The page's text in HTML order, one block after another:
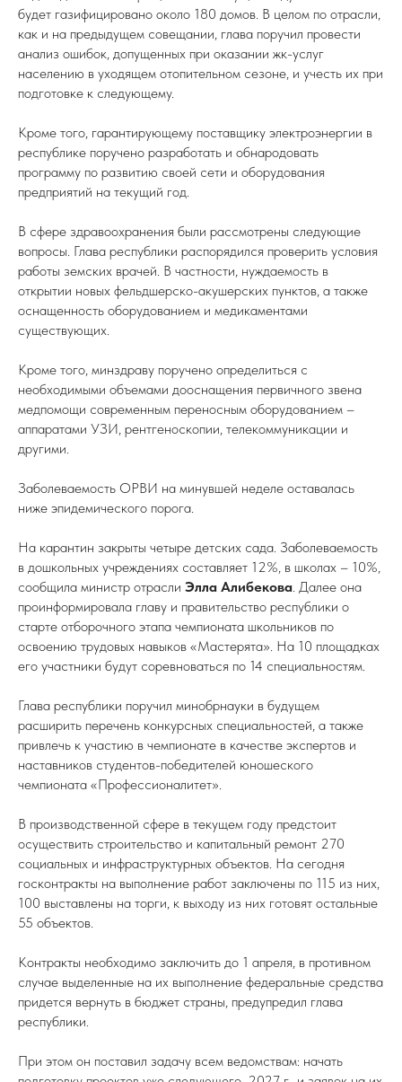
будет газифицировано около 180 домов. В целом по отрасли,
как и на предыдущем совещании, глава поручил провести
анализ ошибок, допущенных при оказании жк-услуг
населению в уходящем отопительном сезоне, и учесть их при
подготовке к следующему.
Кроме того, гарантирующему поставщику электроэнергии в
республике поручено разработать и обнародовать
программу по развитию своей сети и оборудования
предприятий на текущий год.
В сфере здравоохранения были рассмотрены следующие
вопросы. Глава республики распорядился проверить условия
работы земских врачей. В частности, нуждаемость в
открытии новых фельдшерско-акушерских пунктов, а также
оснащенность оборудованием и медикаментами
существующих.
Кроме того, минздраву поручено определиться с
необходимыми объемами дооснащения первичного звена
медпомощи современным переносным оборудованием –
аппаратами УЗИ, рентгеноскопии, телекоммуникации и
другими.
Заболеваемость ОРВИ на минувшей неделе оставалась
ниже эпидемического порога.
На карантин закрыты четыре детских сада. Заболеваемость
в дошкольных учреждениях составляет 12%, в школах – 10%,
сообщила министр отрасли Элла Алибекова. Далее она
проинформировала главу и правительство республики о
старте отборочного этапа чемпионата школьников по
освоению трудовых навыков «Мастерята». На 10 площадках
его участники будут соревноваться по 14 специальностям.
Глава республики поручил минобрнауки в будущем
расширить перечень конкурсных специальностей, а также
привлечь к участию в чемпионате в качестве экспертов и
наставников студентов-победителей юношеского
чемпионата «Профессионалитет».
В производственной сфере в текущем году предстоит
осуществить строительство и капитальный ремонт 270
социальных и инфраструктурных объектов. На сегодня
госконтракты на выполнение работ заключены по 115 из них,
100 выставлены на торги, к выходу из них готовят остальные
55 объектов.
Контракты необходимо заключить до 1 апреля, в противном
случае выделенные на их выполнение федеральные средства
придется вернуть в бюджет страны, предупредил глава
республики.
При этом он поставил задачу всем ведомствам: начать